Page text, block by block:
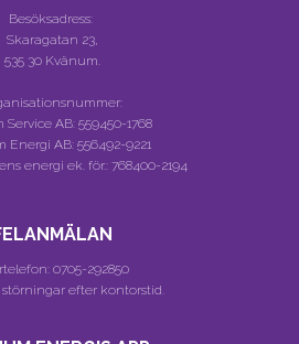
Besöksadress:
Skaragatan 23,
535 30 Kvänum.
Service AB: 559450-1768
Energi AB: 556492-9221
energi ek. för.: 768400-2194
0705-292850
efter kontorstid.